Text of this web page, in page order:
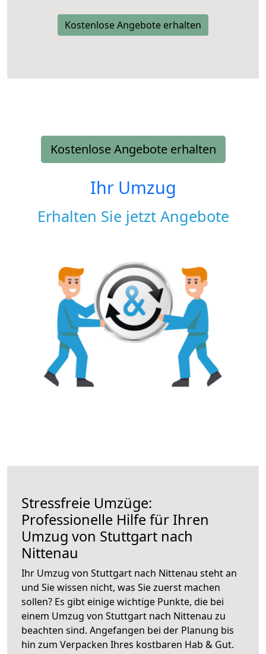
Kostenlose Angebote erhalten
Kostenlose Angebote erhalten
Ihr Umzug
Erhalten Sie jetzt Angebote
Stressfreie Umzüge:
Professionelle Hilfe für Ihren
Umzug von Stuttgart nach
Nittenau
Ihr Umzug von Stuttgart nach Nittenau steht an
und Sie wissen nicht, was Sie zuerst machen
sollen? Es gibt einige wichtige Punkte, die bei
einem Umzug von Stuttgart nach Nittenau zu
beachten sind. Angefangen bei der Planung bis
hin zum Verpacken Ihres kostbaren Hab & Gut.